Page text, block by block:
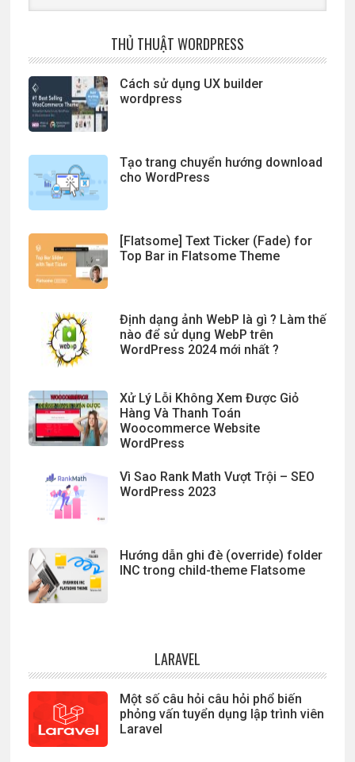
website
THỦ THUẬT WORDPRESS
Cách sử dụng UX builder
wordpress
Tạo trang chuyển hướng download
cho WordPress
[Flatsome] Text Ticker (Fade) for
Top Bar in Flatsome Theme
Định dạng ảnh WebP là gì ? Làm thế
nào để sử dụng WebP trên
WordPress 2024 mới nhất ?
Xử Lý Lỗi Không Xem Được Giỏ
Hàng Và Thanh Toán
Woocommerce Website
WordPress
Vì Sao Rank Math Vượt Trội – SEO
WordPress 2023
Hướng dẫn ghi đè (override) folder
INC trong child-theme Flatsome
LARAVEL
Một số câu hỏi câu hỏi phổ biến
phỏng vấn tuyển dụng lập trình viên
Laravel